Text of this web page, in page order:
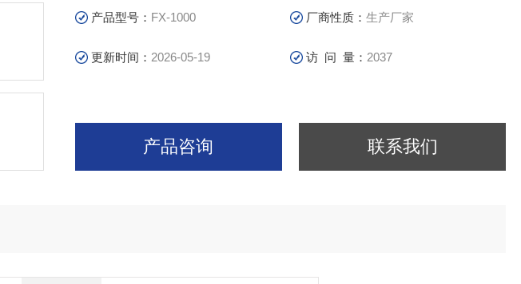
产品型号： FX-1000 厂商性质：生产厂家
更新时间： 2026-05-19 访 问 量： 2037
产品咨询 联系我们